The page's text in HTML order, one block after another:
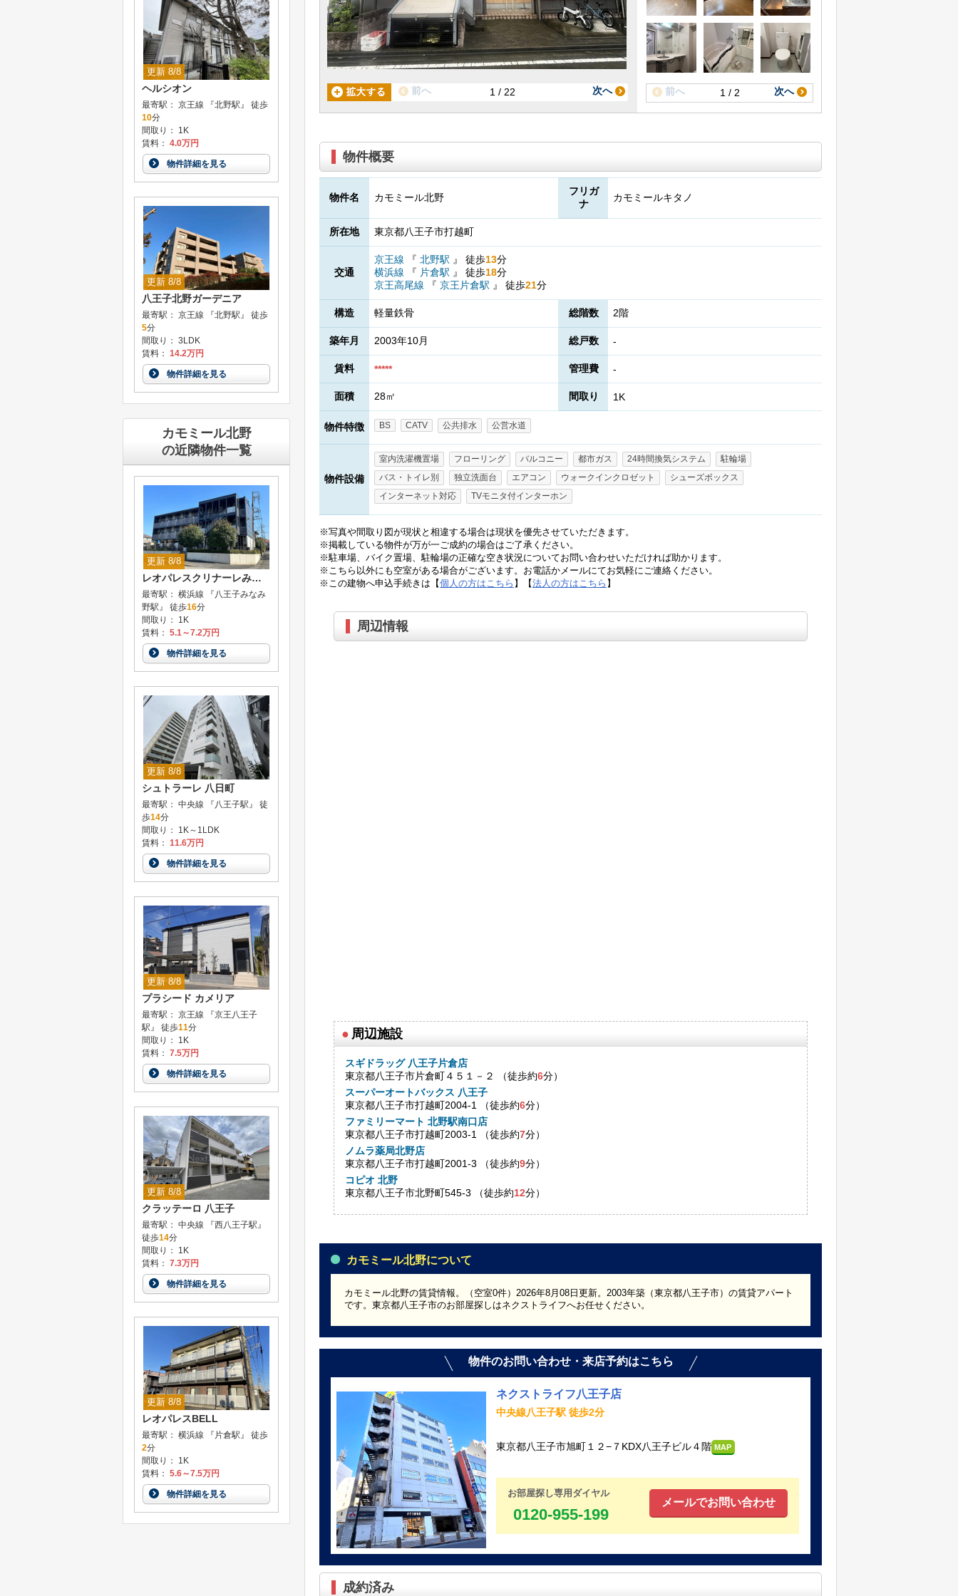
1 / 22
前へ 次へ 1 / 2
前へ 次へ
物件概要
物件名 カモミール北野
フリガ
ナ
カモミールキタノ
所在地 東京都八王子市打越町
交通
京王線 『 北野駅 』 徒歩13分
横浜線
『 片倉駅 』 徒歩18分
京王高尾線
『 京王片倉駅 』 徒歩21分
構造 軽量鉄骨 総階数 2階
築年月 2003年10月 総戸数 -
賃料 ***** 管理費 -
面積 28㎡ 間取り 1K
物件特徴 BS CATV 公共排水 公営水道
物件設備
室内洗濯機置場 フローリング バルコニー 都市ガス 24時間換気システム
駐輪場
バス・トイレ別
独立洗面台 エアコン ウォークインクロゼット
シューズボックス
インターネット対応
TVモニタ付インターホン
※写真や間取り図が現状と相違する場合は現状を優先させていただきます。
※掲載している物件が万が一ご成約の場合はご了承ください。
※駐車場、バイク置場、駐輪場の正確な空き状況についてお問い合わせいただければ助かります。
※こちら以外にも空室がある場合がございます。お電話かメールにてお気軽にご連絡ください。
※この建物へ申込手続きは【個人の方はこちら 】【法人の方はこちら 】
周辺情報
● 周辺施設
スギドラッグ 八王子片倉店
東京都八王子市片倉町４５１－２ （徒歩約6分）
スーパーオートバックス 八王子
東京都八王子市打越町2004-1 （徒歩約6分）
ファミリーマート 北野駅南口店
東京都八王子市打越町2003-1 （徒歩約7分）
ノムラ薬局北野店
東京都八王子市打越町2001-3 （徒歩約9分）
コピオ 北野
東京都八王子市北野町545-3 （徒歩約12分）
カモミール北野について
カモミール北野の賃貸情報。（空室0件）2026年8月08日更新。2003年築（東京都八王子市）の賃貸アパート
です。東京都八王子市のお部屋探しはネクストライフへお任せください。
物件のお問い合わせ・来店予約はこちら
ネクストライフ八王子店
中央線八王子駅 徒歩2分
東京都八王子市旭町１２−７KDX八王子ビル４階 MAP
お部屋探し専用ダイヤル
0120-955-199
メールでお問い合わせ
成約済み
更新 8/8
ヘルシオン
最寄駅： 京王線 『北野駅』 徒歩
10分
間取り： 1K
賃料： 4.0万円
物件詳細を見る
更新 8/8
八王子北野ガーデニア
最寄駅： 京王線 『北野駅』 徒歩
5分
間取り： 3LDK
賃料： 14.2万円
物件詳細を見る
カモミール北野
の近隣物件一覧
更新 8/8
レオパレスクリナーレみなみ野
最寄駅： 横浜線 『八王子みなみ
野駅』 徒歩16分
間取り： 1K
賃料： 5.1～7.2万円
物件詳細を見る
更新 8/8
シュトラーレ 八日町
最寄駅： 中央線 『八王子駅』 徒
歩14分
間取り： 1K～1LDK
賃料： 11.6万円
物件詳細を見る
更新 8/8
プラシード カメリア
最寄駅： 京王線 『京王八王子
駅』 徒歩11分
間取り： 1K
賃料： 7.5万円
物件詳細を見る
更新 8/8
クラッテーロ 八王子
最寄駅： 中央線 『西八王子駅』
徒歩14分
間取り： 1K
賃料： 7.3万円
物件詳細を見る
更新 8/8
レオパレスBELL
最寄駅： 横浜線 『片倉駅』 徒歩
2分
間取り： 1K
賃料： 5.6～7.5万円
物件詳細を見る